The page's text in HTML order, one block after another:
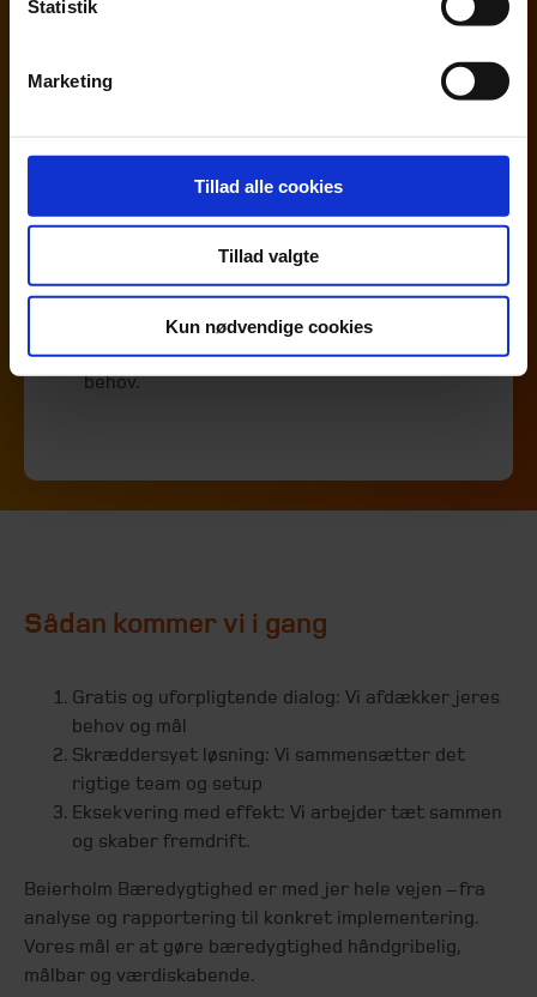
Statistik
Marketing
Tillad alle cookies
Tillad valgte
Kun nødvendige cookies
ESG Projekter
Konkrete opgaver og implementering med
fagligt stærkt team
Ledelse og eksekvering af ESG-opgaver
Løbende support (fysisk, online, telefonisk)
Specialiserede teams sammensættes efter
behov.
Sådan kommer vi i gang
Gratis og uforpligtende dialog: Vi afdækker jeres
behov og mål
Skræddersyet løsning: Vi sammensætter det
rigtige team og setup
Eksekvering med effekt: Vi arbejder tæt sammen
og skaber fremdrift.
Beierholm Bæredygtighed er med jer hele vejen – fra
analyse og rapportering til konkret implementering.
Vores mål er at gøre bæredygtighed håndgribelig,
målbar og værdiskabende.